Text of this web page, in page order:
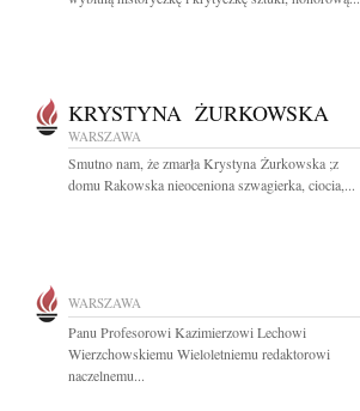
KRYSTYNA ŻURKOWSKA
WARSZAWA
Smutno nam, że zmarła Krystyna Żurkowska ;z
domu Rakowska nieoceniona szwagierka, ciocia,...
WARSZAWA
Panu Profesorowi Kazimierzowi Lechowi
Wierzchowskiemu Wieloletniemu redaktorowi
naczelnemu...